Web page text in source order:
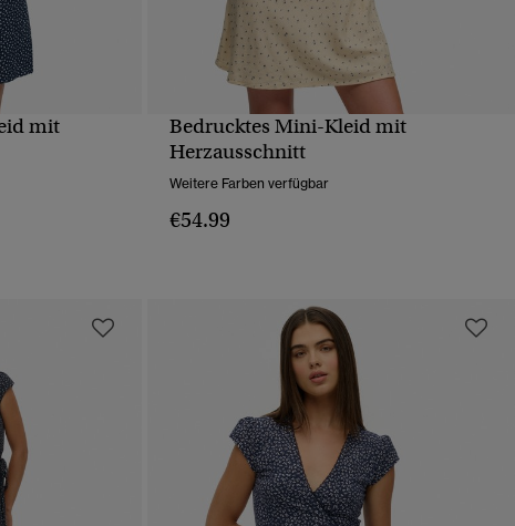
mit
SCHNELLANSICHT
Bedrucktes Mini-Kleid mit
Herzausschnitt
Weitere Farben verfügbar
€54.99